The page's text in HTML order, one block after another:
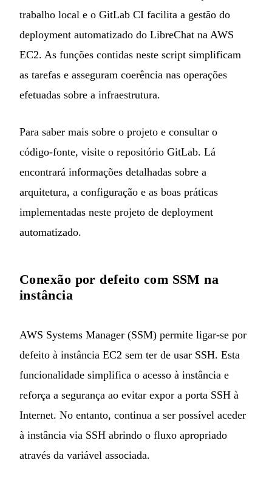
trabalho local e o GitLab CI facilita a gestão do
deployment automatizado do LibreChat na AWS
EC2. As funções contidas neste script simplificam
as tarefas e asseguram coerência nas operações
efetuadas sobre a infraestrutura.
Para saber mais sobre o projeto e consultar o
código-fonte, visite o repositório GitLab. Lá
encontrará informações detalhadas sobre a
arquitetura, a configuração e as boas práticas
implementadas neste projeto de deployment
automatizado.
Conexão por defeito com SSM na
instância
AWS Systems Manager (SSM) permite ligar-se por
defeito à instância EC2 sem ter de usar SSH. Esta
funcionalidade simplifica o acesso à instância e
reforça a segurança ao evitar expor a porta SSH à
Internet. No entanto, continua a ser possível aceder
à instância via SSH abrindo o fluxo apropriado
através da variável associada.